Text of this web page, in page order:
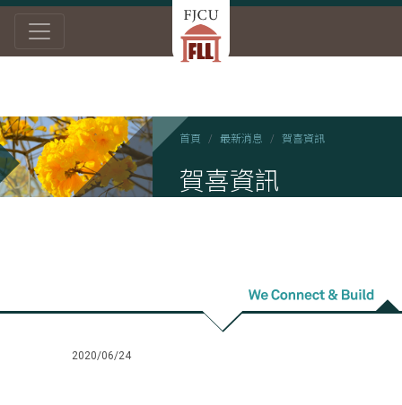
首頁 最新消息 賀喜資訊
賀喜資訊
2020/06/24